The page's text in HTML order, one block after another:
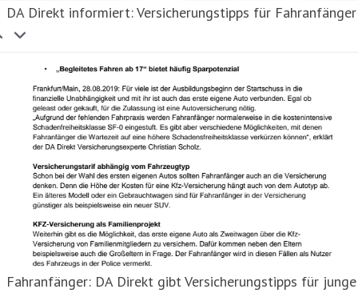
DA Direkt informiert: Versicherungstipps für Fahranfänger
Fahranfänger: DA Direkt gibt Versicherungstipps für junge